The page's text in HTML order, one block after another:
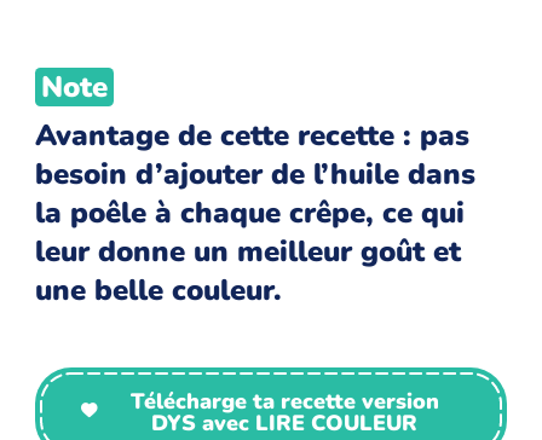
Note
Avantage de cette recette : pas
besoin d’ajouter de l’huile dans
la poêle à chaque crêpe, ce qui
leur donne un meilleur goût et
une belle couleur.
Télécharge ta recette version
DYS avec LIRE COULEUR